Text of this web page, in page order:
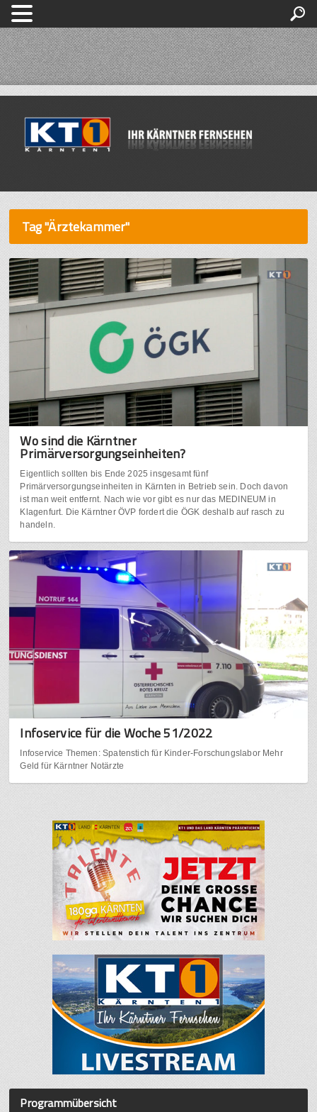
Tag "Ärztekammer"
Wo sind die Kärntner
Primärversorgungseinheiten?
Eigentlich sollten bis Ende 2025 insgesamt fünf
Primärversorgungseinheiten in Kärnten in Betrieb sein. Doch davon
ist man weit entfernt. Nach wie vor gibt es nur das MEDINEUM in
Klagenfurt. Die Kärntner ÖVP fordert die ÖGK deshalb auf rasch zu
handeln.
Infoservice für die Woche 51/2022
Infoservice Themen: Spatenstich für Kinder-Forschungslabor Mehr
Geld für Kärntner Notärzte
Programmübersicht